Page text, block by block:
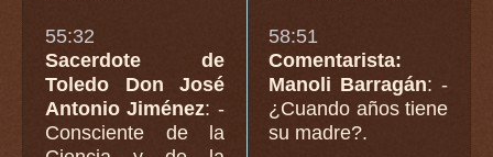
55:32
Sacerdote de
Toledo Don José
Antonio Jiménez: -
Consciente de la
58:51
Comentarista:
Manoli Barragán: -
¿Cuando años tiene
su madre?.